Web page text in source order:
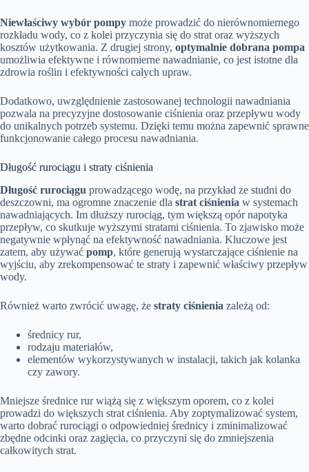
Niewłaściwy wybór pompy może prowadzić do nierównomiernego
rozkładu wody, co z kolei przyczynia się do strat oraz wyższych
kosztów użytkowania. Z drugiej strony, optymalnie dobrana pompa
umożliwia efektywne i równomierne nawadnianie, co jest istotne dla
zdrowia roślin i efektywności całych upraw.
Dodatkowo, uwzględnienie zastosowanej technologii nawadniania
pozwala na precyzyjne dostosowanie ciśnienia oraz przepływu wody
do unikalnych potrzeb systemu. Dzięki temu można zapewnić sprawne
funkcjonowanie całego procesu nawadniania.
Długość rurociągu i straty ciśnienia
Długość rurociągu prowadzącego wodę, na przykład ze studni do
deszczowni, ma ogromne znaczenie dla strat ciśnienia w systemach
nawadniających. Im dłuższy rurociąg, tym większą opór napotyka
przepływ, co skutkuje wyższymi stratami ciśnienia. To zjawisko może
negatywnie wpłynąć na efektywność nawadniania. Kluczowe jest
zatem, aby używać pomp, które generują wystarczające ciśnienie na
wyjściu, aby zrekompensować te straty i zapewnić właściwy przepływ
wody.
Również warto zwrócić uwagę, że straty ciśnienia zależą od:
średnicy rur,
rodzaju materiałów,
elementów wykorzystywanych w instalacji, takich jak kolanka
czy zawory.
Mniejsze średnice rur wiążą się z większym oporem, co z kolei
prowadzi do większych strat ciśnienia. Aby zoptymalizować system,
warto dobrać rurociągi o odpowiedniej średnicy i zminimalizować
zbędne odcinki oraz zagięcia, co przyczyni się do zmniejszenia
całkowitych strat.